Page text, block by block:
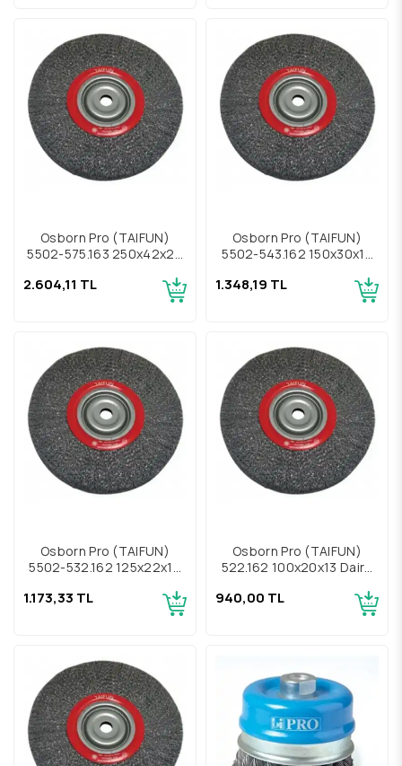
Osborn Pro (TAIFUN)
5502-575.163 250x42x20
2.604,11 TL
Osborn Pro (TAIFUN)
5502-543.162 150x30x13
1.348,19 TL
Osborn Pro (TAIFUN)
5502-532.162 125x22x16
1.173,33 TL
Osborn Pro (TAIFUN)
522.162 100x20x13 Daire
940,00 TL